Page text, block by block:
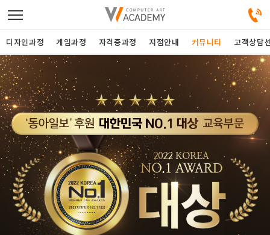
디자인정규과정
디자인단과과정
게임과정
자격증과정
커뮤니티
디자인과정 게임과정 자격증과정 지점안내 커뮤니티 고객상담